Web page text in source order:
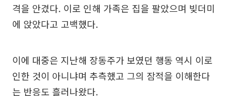
격을 안겼다. 이로 인해 가족은 집을 팔았으며 빚더미
에 앉았다고 고백했다.
이에 대중은 지난해 장동주가 보였던 행동 역시 이로
인한 것이 아니냐며 추측했고 그의 잠적을 이해한다
는 반응도 흘러나왔다.